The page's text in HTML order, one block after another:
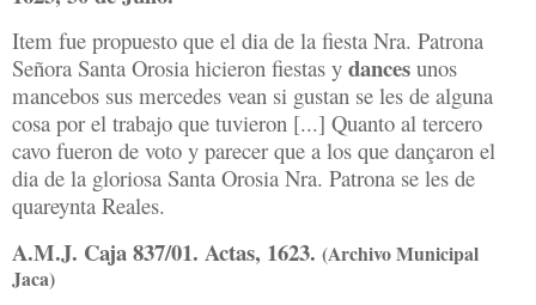
Item fue propuesto que el dia de la fiesta Nra. Patrona
Señora Santa Orosia hicieron fiestas y dances unos
mancebos sus mercedes vean si gustan se les de alguna
cosa por el trabajo que tuvieron [...] Quanto al tercero
cavo fueron de voto y parecer que a los que dançaron el
dia de la gloriosa Santa Orosia Nra. Patrona se les de
quareynta Reales.
A.M.J. Caja 837/01. Actas, 1623. (Archivo Municipal
Jaca)